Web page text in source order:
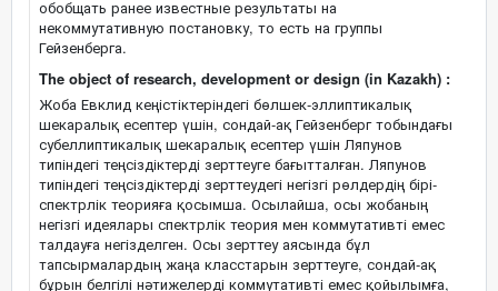
обобщать ранее известные результаты на
некоммутативную постановку, то есть на группы
Гейзенберга.
The object of research, development or design (in Kazakh) :
Жоба Евклид кеңістіктеріндегі бөлшек-эллиптикалық
шекаралық есептер үшін, сондай-ақ Гейзенберг тобындағы
субеллиптикалық шекаралық есептер үшін Ляпунов
типіндегі теңсіздіктерді зерттеуге бағытталған. Ляпунов
типіндегі теңсіздіктерді зерттеудегі негізгі рөлдердің бірі-
спектрлік теорияға қосымша. Осылайша, осы жобаның
негізгі идеялары спектрлік теория мен коммутативті емес
талдауға негізделген. Осы зерттеу аясында бұл
тапсырмалардың жаңа класстарын зерттеуге, сондай-ақ
бұрын белгілі нәтижелерді коммутативті емес қойылымға,